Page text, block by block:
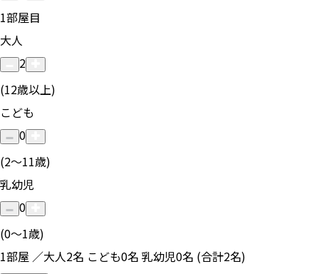
1部屋目
大人
2
(12歳以上)
こども
0
(2〜11歳)
乳幼児
0
(0〜1歳)
1部屋 ／大人2名 こども0名 乳幼児0名 (合計2名)